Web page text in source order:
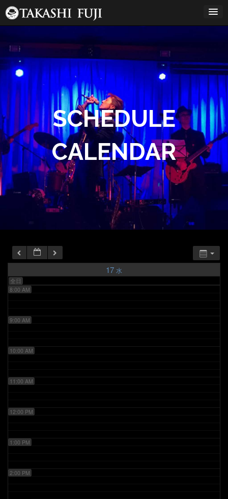
ン
テ
へ
ス
SCHEDULE
CALENDAR
17 水
全日
12:00 AM
1:00 AM
3:00 AM
4:00 AM
5:00 AM
6:00 AM
7:00 AM
8:00 AM
9:00 AM
10:00 AM
11:00 AM
12:00 PM
1:00 PM
2:00 PM